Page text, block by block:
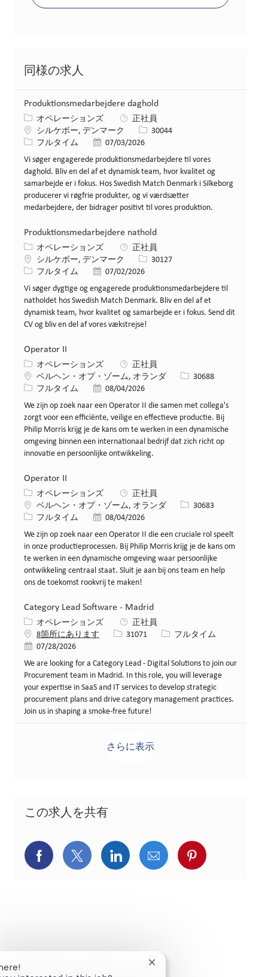
同様の求人
Produktionsmedarbejdere daghold
カテゴリー
オペレーションズ
正社員
場所シルケボー, デンマーク 求人ID30044
役職フルタイム 投稿日07/03/2026
Vi søger engagerede produktionsmedarbejdere til vores
daghold. Bliv en del af et dynamisk team, hvor kvalitet og
samarbejde er i fokus. Hos Swedish Match Denmark i Silkeborg
producerer vi røgfrie produkter, og vi værdsætter
medarbejdere, der bidrager positivt til vores produktion.
Produktionsmedarbejdere nathold
カテゴリー
オペレーションズ
正社員
場所シルケボー, デンマーク 求人ID30127
役職フルタイム 投稿日07/02/2026
Vi søger dygtige og engagerede produktionsmedarbejdere til
natholdet hos Swedish Match Denmark. Bliv en del af et
dynamisk team, hvor kvalitet og samarbejde er i fokus. Send dit
CV og bliv en del af vores vækstrejse!
Operator II
カテゴリー
オペレーションズ
正社員
場所ベルヘン・オプ・ゾーム, オランダ 求人ID30688
役職フルタイム 投稿日08/04/2026
We zijn op zoek naar een Operator II die samen met collega's
zorgt voor een efficiënte, veilige en effectieve productie. Bij
Philip Morris krijg je de kans om te werken in een dynamische
omgeving binnen een internationaal bedrijf dat zich richt op
innovatie en persoonlijke ontwikkeling.
Operator II
カテゴリー
オペレーションズ
正社員
場所ベルヘン・オプ・ゾーム, オランダ 求人ID30683
役職フルタイム 投稿日08/04/2026
We zijn op zoek naar een Operator II die een cruciale rol speelt
in onze productieprocessen. Bij Philip Morris krijg je de kans om
te werken in een dynamische omgeving waar persoonlijke
ontwikkeling centraal staat. Sluit je aan bij ons team en help
ons de toekomst rookvrij te maken!
Category Lead Software - Madrid
カテゴリー
オペレーションズ
正社員
8箇所にあります
求人ID31071 役職フルタイム
投稿日07/28/2026
We are looking for a Category Lead - Digital Solutions to join our
Procurement team in Madrid. In this role, you will leverage
your expertise in SaaS and IT services to develop strategic
procurement plans and drive category management practices.
Join us in shaping a smoke-free future!
さらに表示
この求人を共有
Facebookでシェア
X(旧Twitter)でシェア
LinkedInでシェア
メールでシェア
Pinterestで
Close chatbot notification